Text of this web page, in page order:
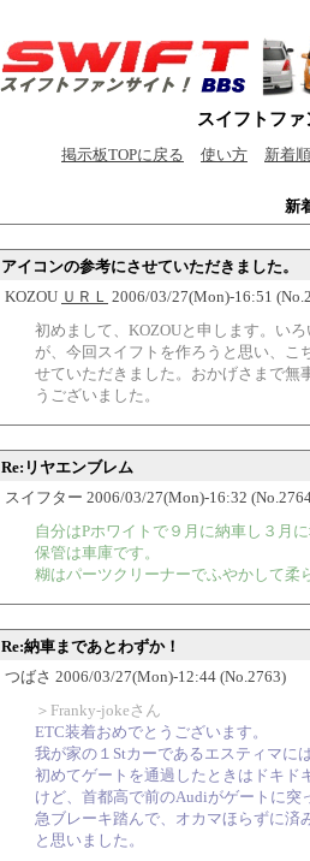
スイフトフ
掲示板TOPに戻る 使い方 新着順
新
アイコンの参考にさせていただきました。
KOZOU ＵＲＬ 2006/03/27(Mon)-16:51
初めまして、KOZOUと申します。い
が、今回スイフトを作ろうと思い、こ
せていただきました。おかげさまで無
うございました。
Re:リヤエンブレム
スイフター 2006/03/27(Mon)-16:32
自分はPホワイトで９月に納車し３月
保管は車庫です。
糊はパーツクリーナーでふやかして柔
Re:納車まであとわずか！
つばさ 2006/03/27(Mon)-12:44 (No.2763)
＞Franky-jokeさん
ETC装着おめでとうございます。
我が家の１Stカーであるエスティマに
初めてゲートを通過したときはドキド
けど、首都高で前のAudiがゲートに突
急ブレーキ踏んで、オカマほらずに済
と思いました。